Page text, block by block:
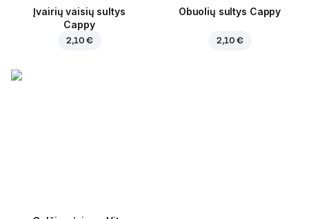
Įvairių vaisių sultys
Cappy
2,10 €
Obuolių sultys Cappy
2,10 €